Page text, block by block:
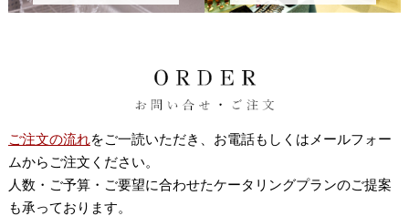
ご注文の流れをご一読いただき、お電話もしくはメールフォー
ムからご注文ください。
人数・ご予算・ご要望に合わせたケータリングプランのご提案
も承っております。